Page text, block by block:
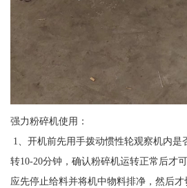
强力粉碎机使用：
1、开机前先用手拨动惯性轮观察机内是
转10-20分钟，确认粉碎机运转正常后才
应先停止给料并将机中物料排净，然后